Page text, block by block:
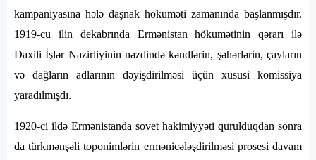
kampaniyasına hələ daşnak hökuməti zamanında başlanmışdır.
1919-cu ilin dekabrında Ermənistan hökumətinin qərarı ilə
Daxili İşlər Nazirliyinin nəzdində kəndlərin, şəhərlərin, çayların
və dağların adlarının dəyişdirilməsi üçün xüsusi komissiya
yaradılmışdı.
1920-ci ildə Ermənistanda sovet hakimiyyəti qurulduqdan sonra
da türkmənşəli toponimlərin ermənicələşdirilməsi prosesi davam